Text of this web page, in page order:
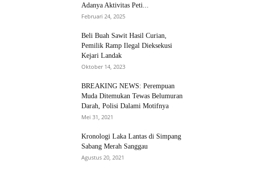
Adanya Aktivitas Peti...
Februari 24, 2025
Beli Buah Sawit Hasil Curian,
Pemilik Ramp Ilegal Dieksekusi
Kejari Landak
Oktober 14, 2023
BREAKING NEWS: Perempuan
Muda Ditemukan Tewas Belumuran
Darah, Polisi Dalami Motifnya
Mei 31, 2021
Kronologi Laka Lantas di Simpang
Sabang Merah Sanggau
Agustus 20, 2021